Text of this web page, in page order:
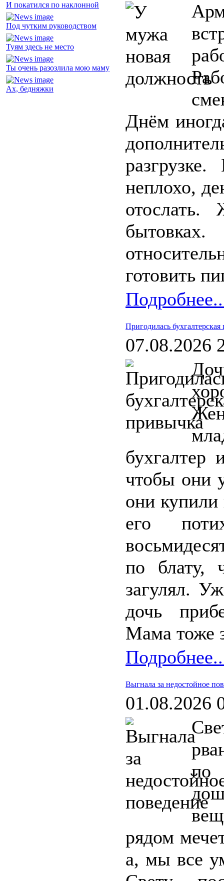
И покатился по наклонной
Под чутким руководством
Туям здесь не место
Ты очень разозлила мою маму
Ах, бедняжки
Днём
неплохо,
готовить
Пригодилась
07.08.2026
чтобы они
они купили
его
по блату,
загулял.
дочь
Мама тоже
Выгнала за недостойное
01.08.2026
по
рядом
а, мы все